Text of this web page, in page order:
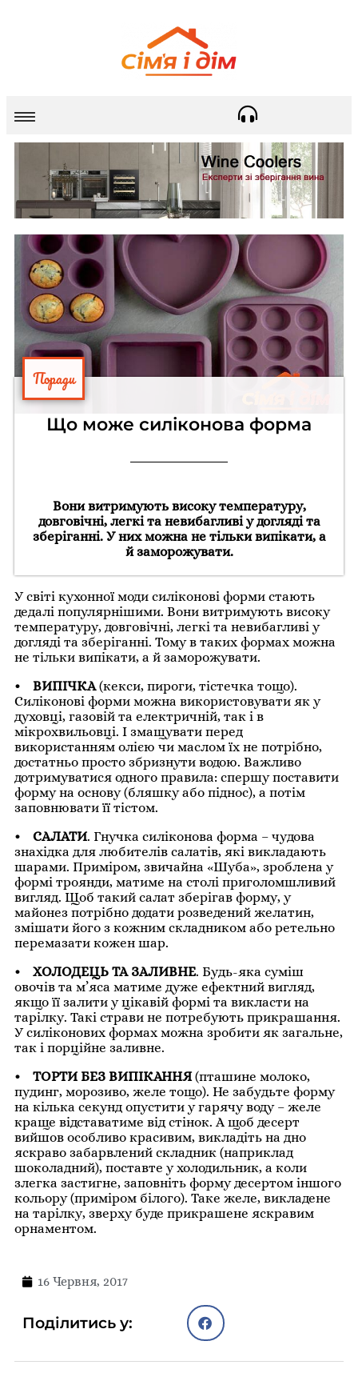
Поради
Що може силіконова форма
Вони витримують високу температуру,
довговічні, легкі та невибагливі у догляді та
зберіганні. У них можна не тільки випікати, а
й заморожувати.
У світі кухонної моди силіконові форми стають
дедалі популярнішими. Вони витримують високу
температуру, довговічні, легкі та невибагливі у
догляді та зберіганні. Тому в таких формах можна
не тільки випікати, а й заморожувати.
• ВИПІЧКА(кекси, пироги, тістечка тощо).
Силіконові форми можна використовувати як у
духовці, газовій та електричній, так і в
мікрохвильовці. І змащувати перед
використанням олією чи маслом їх не потрібно,
достатньо просто збризнути водою. Важливо
дотримуватися одного правила: спершу поставити
форму на основу (бляшку або піднос), а потім
заповнювати її тістом.
• САЛАТИ. Гнучка силіконова форма – чудова
знахідка для любителів салатів, які викладають
шарами. Приміром, звичайна «Шуба», зроблена у
формі троянди, матиме на столі приголомшливий
вигляд. Щоб такий салат зберігав форму, у
майонез потрібно додати розведений желатин,
змішати його з кожним складником або ретельно
перемазати кожен шар.
• ХОЛОДЕЦЬ ТА ЗАЛИВНЕ. Будь-яка суміш
овочів та м’яса матиме дуже ефектний вигляд,
якщо її залити у цікавій формі та викласти на
тарілку. Такі страви не потребують прикрашання.
У силіконових формах можна зробити як загальне,
так і порційне заливне.
• ТОРТИ БЕЗ ВИПІКАННЯ(пташине молоко,
пудинг, морозиво, желе тощо). Не забудьте форму
на кілька секунд опустити у гарячу воду – желе
краще відставатиме від стінок. А щоб десерт
вийшов особливо красивим, викладіть на дно
яскраво забарвлений складник (наприклад
шоколадний), поставте у холодильник, а коли
злегка застигне, заповніть форму десертом іншого
кольору (приміром білого). Таке желе, викладене
на тарілку, зверху буде прикрашене яскравим
орнаментом.
16 Червня, 2017
Поділитись у: